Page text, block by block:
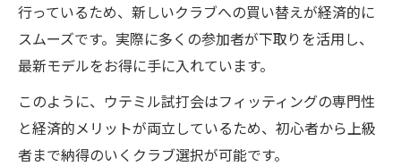
行っているため、新しいクラブへの買い替えが経済的に
スムーズです。実際に多くの参加者が下取りを活用し、
最新モデルをお得に手に入れています。
このように、ウテミル試打会はフィッティングの専門性
と経済的メリットが両立しているため、初心者から上級
者まで納得のいくクラブ選択が可能です。